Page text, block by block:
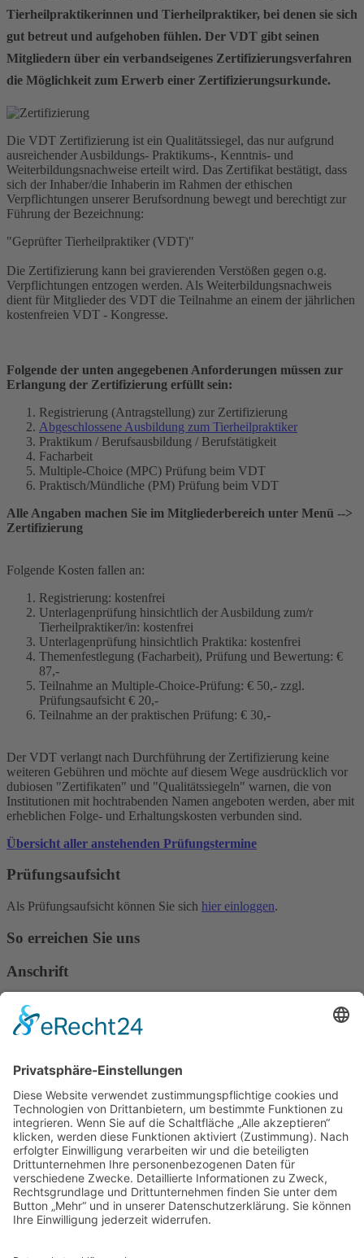
Tierheilpraktikerinnen und Tierheilpraktiker, bei denen sie sich
gut betreut und aufgehoben fühlen. Der VDT gibt seinen
Mitgliedern über ein verbandseigenes Zertifizierungsverfahren
die Möglichkeit zum Erwerb einer Zertifizierungsurkunde.
Die VDT Zertifizierung ist ein Qualitätssiegel, das nur aufgrund
ausreichender Ausbildungs- Praktikums-, Kenntnis- und
Weiterbildungsnachweise erteilt wird. Das Zertifikat bestätigt, dass
sich der Inhaber/die Inhaberin im Rahmen der ethischen
Verpflichtungen unserer Berufsordnung bewegt und berechtigt zur
Führung der Bezeichnung:
"Geprüfter Tierheilpraktiker (VDT)"
Die Zertifizierung kann bei gravierenden Verstößen gegen o.g.
Verpflichtungen entzogen werden. Als Weiterbildungsnachweis
dient für Mitglieder des VDT die Teilnahme an einem der jährlichen
kostenfreien VDT - Kongresse.
Folgende der unten angegebenen Anforderungen müssen zur
Erlangung der Zertifizierung erfüllt sein:
Registrierung (Antragstellung) zur Zertifizierung
Abgeschlossene Ausbildung zum Tierheilpraktiker
Praktikum / Berufsausbildung / Berufstätigkeit
Facharbeit
Multiple-Choice (MPC) Prüfung beim VDT
Praktisch/Mündliche (PM) Prüfung beim VDT
Alle Angaben machen Sie im Mitgliederbereich unter Menü -->
Zertifizierung
Folgende Kosten fallen an:
Registrierung: kostenfrei
Unterlagenprüfung hinsichtlich der Ausbildung zum/r
Tierheilpraktiker/in: kostenfrei
Unterlagenprüfung hinsichtlich Praktika: kostenfrei
Themenfestlegung (Facharbeit), Prüfung und Bewertung: €
87,-
Teilnahme an Multiple-Choice-Prüfung: € 50,- zzgl.
Prüfungsaufsicht € 20,-
Teilnahme an der praktischen Prüfung: € 30,-
Der VDT verlangt nach Durchführung der Zertifizierung keine
weiteren Gebühren und möchte auf diesem Wege ausdrücklich vor
dubiosen "Zertifikaten" und "Qualitätssiegeln" warnen, die von
Institutionen mit hochtrabenden Namen angeboten werden, aber mit
erheblichen Folge- und Erhaltungskosten verbunden sind.
Übersicht aller anstehenden Prüfungstermine
Prüfungsaufsicht
Als Prüfungsaufsicht können Sie sich hier einloggen.
So erreichen Sie uns
Anschrift
Verband Deutscher Tierheilpraktiker e.V.
Verbandsverwaltung
Am Rosenbraken 12
E-Mail
Diese E-Mail-Adresse ist vor Spambots geschützt! Zur Anzeige
muss JavaScript eingeschaltet sein!
Diese E-Mail-Adresse ist vor Spambots geschützt! Zur Anzeige
muss JavaScript eingeschaltet sein!
Telefon Service-Team
Tel: 0261-1349 5200